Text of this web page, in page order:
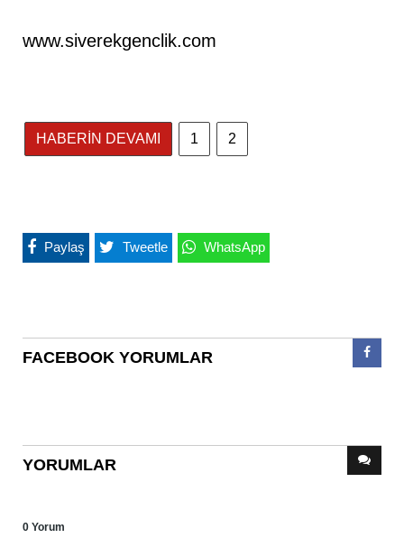
www.siverekgenclik.com
HABERİN DEVAMI 1 2
Paylaş Tweetle WhatsApp
FACEBOOK YORUMLAR
YORUMLAR
0 Yorum